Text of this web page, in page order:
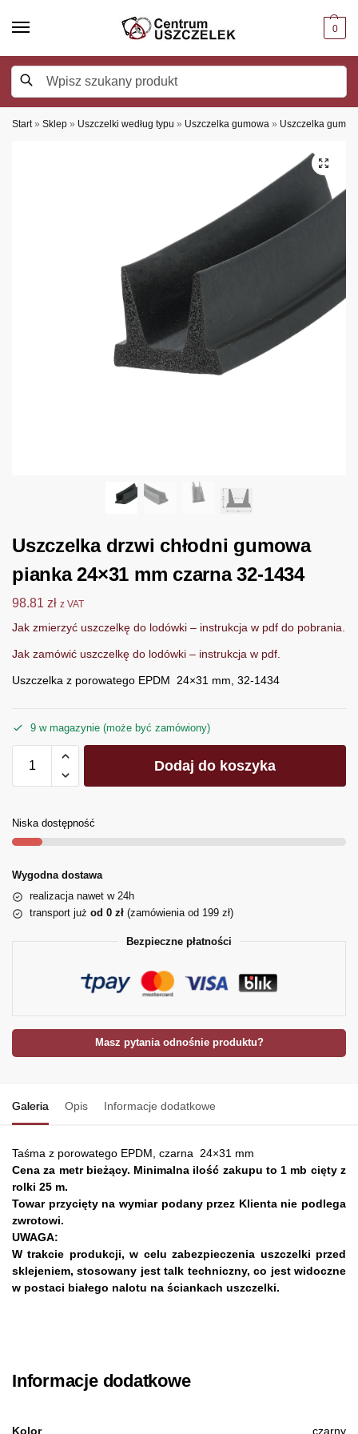
0
Start » Sklep » Uszczelki według typu » Uszczelka gumowa » Uszczelka
Uszczelka drzwi chłodni gumowa
pianka 24×31 mm czarna 32-1434
98.81 zł z VAT
Jak zmierzyć uszczelkę do lodówki – instrukcja w pdf do pobrania.
Jak zamówić uszczelkę do lodówki – instrukcja w pdf.
Uszczelka z porowatego EPDM 24×31 mm, 32-1434
9 w magazynie (może być zamówiony)
Dodaj do koszyka
Niska dostępność
Wygodna dostawa
realizacja nawet w 24h
transport już od 0 zł (zamówienia od 199 zł)
Bezpieczne płatności
Masz pytania odnośnie produktu?
Galeria Opis Informacje dodatkowe
Taśma z porowatego EPDM, czarna 24×31 mm
Cena za metr bieżący. Minimalna ilość zakupu to 1 mb cięty z
rolki 25 m.
Towar przycięty na wymiar podany przez Klienta nie podlega
zwrotowi.
UWAGA:
W trakcie produkcji, w celu zabezpieczenia uszczelki przed
sklejeniem, stosowany jest talk techniczny, co jest widoczne
w postaci białego nalotu na ściankach uszczelki.
Informacje dodatkowe
Kolor czarny